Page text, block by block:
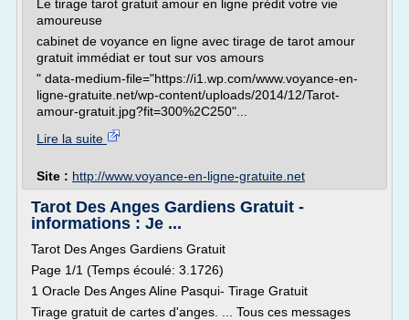
Le tirage tarot gratuit amour en ligne prédit votre vie
amoureuse
cabinet de voyance en ligne avec tirage de tarot amour
gratuit immédiat er tout sur vos amours
" data-medium-file="https://i1.wp.com/www.voyance-en-
ligne-gratuite.net/wp-content/uploads/2014/12/Tarot-
amour-gratuit.jpg?fit=300%2C250"...
Lire la suite
Site : http://www.voyance-en-ligne-gratuite.net
Tarot Des Anges Gardiens Gratuit -
informations : Je ...
Tarot Des Anges Gardiens Gratuit
Page 1/1 (Temps écoulé: 3.1726)
1 Oracle Des Anges Aline Pasqui- Tirage Gratuit
Tirage gratuit de cartes d'anges. ... Tous ces messages